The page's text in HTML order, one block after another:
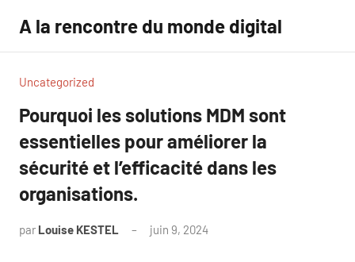
contenu
A la rencontre du monde digital
Uncategorized
Pourquoi les solutions MDM sont
essentielles pour améliorer la
sécurité et l’efficacité dans les
organisations.
par Louise KESTEL juin 9, 2024